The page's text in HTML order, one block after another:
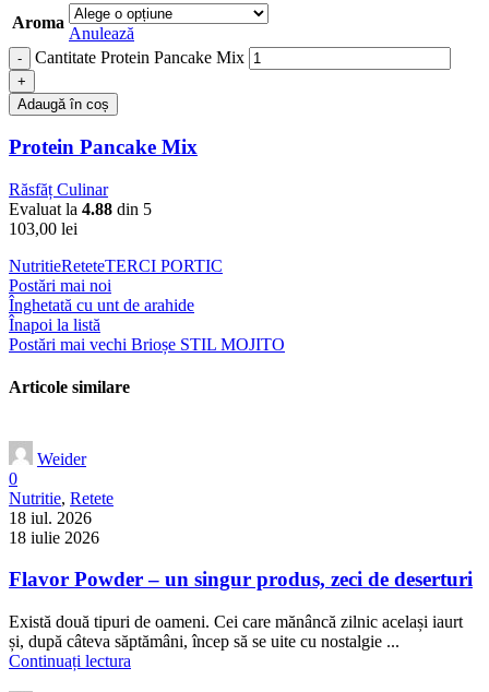
Aroma
Anulează
Cantitate Protein Pancake Mix
Adaugă în coș
Protein Pancake Mix
Răsfăț Culinar
Evaluat la 4.88 din 5
103,00 lei
NutritieReteteTERCI PORTIC
Postări mai noi
Înghetată cu unt de arahide
Înapoi la listă
Postări mai vechi Brioșe STIL MOJITO
Articole similare
Weider
0
Nutritie, Retete
18 iul. 2026
18 iulie 2026
Flavor Powder – un singur produs, zeci de deserturi
Există două tipuri de oameni. Cei care mănâncă zilnic același iaurt
și, după câteva săptămâni, încep să se uite cu nostalgie ...
Continuați lectura